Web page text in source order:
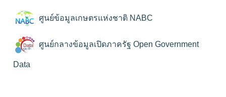
ศูนย์ข้อมูลเกษตรแห่งชาติ NABC
ศูนย์กลางข้อมูลเปิดภาครัฐ Open Government
Data